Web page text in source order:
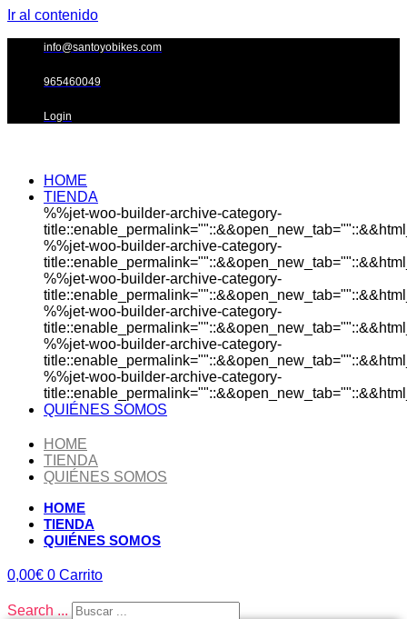
Ir al contenido
info@santoyobikes.com
965460049
Login
HOME
TIENDA
%%jet-woo-builder-archive-category-
%%jet-woo-builder-archive-category-
%%jet-woo-builder-archive-category-
%%jet-woo-builder-archive-category-
%%jet-woo-builder-archive-category-
%%jet-woo-builder-archive-category-
QUIÉNES SOMOS
HOME
TIENDA
QUIÉNES SOMOS
HOME
TIENDA
QUIÉNES SOMOS
0,00€ 0 Carrito
Search ...